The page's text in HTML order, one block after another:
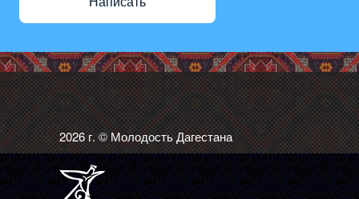
2026 г. © Молодость Дагестана